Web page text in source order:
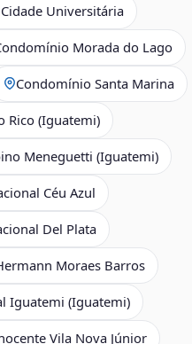
Cidade Universitária
Morada do Lago
Condomínio Santa Marina
Rico (Iguatemi)
Meneguetti (Iguatemi)
Céu Azul
Del Plata
Moraes Barros
Iguatemi (Iguatemi)
Vila Nova Júnior